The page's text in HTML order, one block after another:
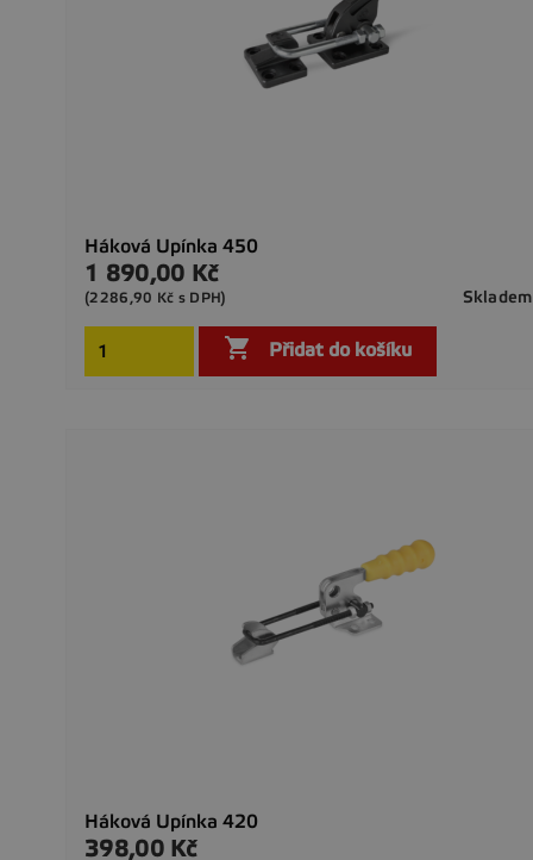
Háková Upínka 450
Cena
1 890,00 Kč
Skladem
(2286,90 Kč s DPH)
 Přidat do košíku
Háková Upínka 420
Cena
398,00 Kč